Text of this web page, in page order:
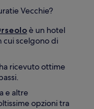
Vecchie?
è un hotel
cui scelgono di
ha ricevuto ottime
e altre
opzioni tra